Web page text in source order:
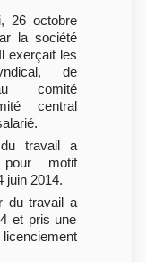
26 octobre
la société
exerçait les
de
comité
central
travail a
motif
juin 2014.
du travail a
et pris une